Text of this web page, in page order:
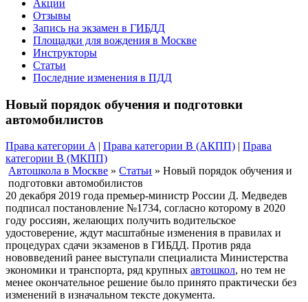
Акции
Отзывы
Запись на экзамен в ГИБДД
Площадки для вождения в Москве
Инструкторы
Статьи
Последние изменения в ПДД
Новый порядок обучения и подготовки
автомобилистов
Права категории A| Права категории B (АКПП) | Права
категории B (МКПП)
Автошкола в Москве » Статьи » Новый порядок обучения и
подготовки автомобилистов
20 декабря 2019 года премьер-министр России Д. Медведев
подписал постановление №1734, согласно которому в 2020
году россиян, желающих получить водительское
удостоверение, ждут масштабные изменения в правилах и
процедурах сдачи экзаменов в ГИБДД. Против ряда
нововведений ранее выступали специалиста Министерства
экономики и транспорта, ряд крупных автошкол, но тем не
менее окончательное решение было принято практически без
изменений в изначальном тексте документа.